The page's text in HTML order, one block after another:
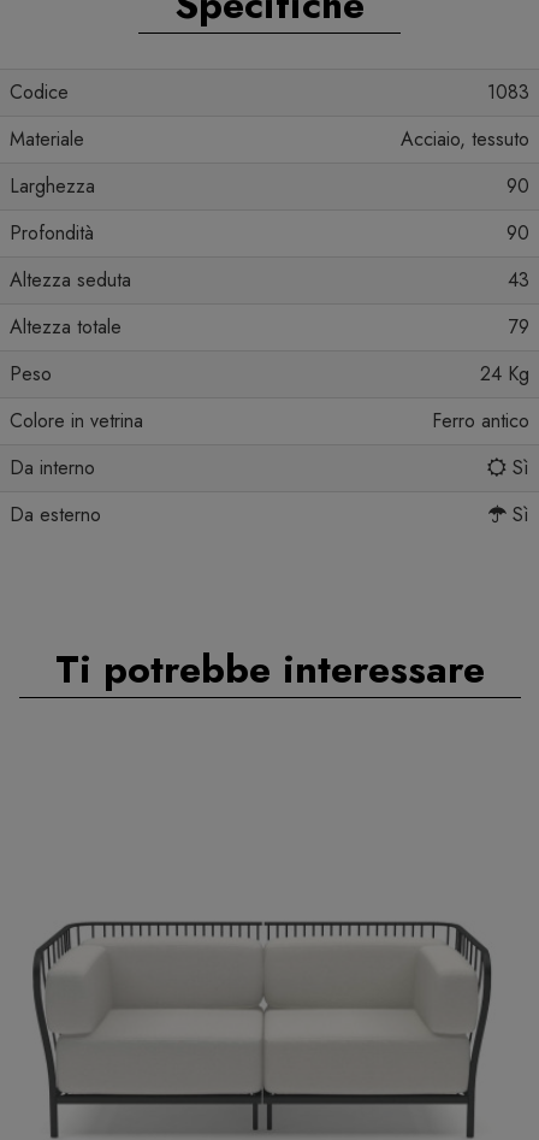
Codice
1083
Materiale
Acciaio, tessuto
Larghezza
90
Profondità
90
Altezza seduta
43
Altezza totale
79
Peso
24 Kg
Colore in vetrina
Ferro antico
Da interno
Sì
Da esterno
Sì
Ti potrebbe interessare